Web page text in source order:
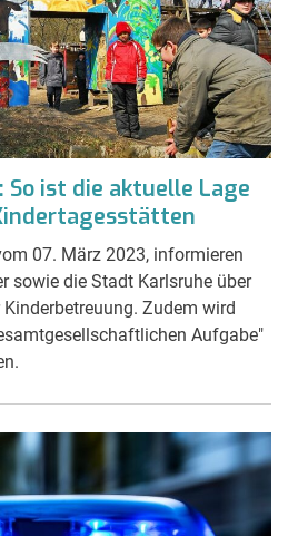
ist die aktuelle Lage
07. März 2023, informieren
sowie die Stadt Karlsruhe über
Zudem wird
Aufgabe"